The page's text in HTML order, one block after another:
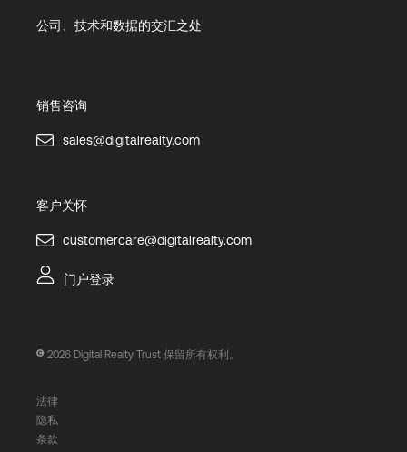
公司、技术和数据的交汇之处
销售咨询
sales@digitalrealty.com
客户关怀
customercare@digitalrealty.com
门户登录
2026 Digital Realty Trust 保留所有权利。
法律
隐私
条款